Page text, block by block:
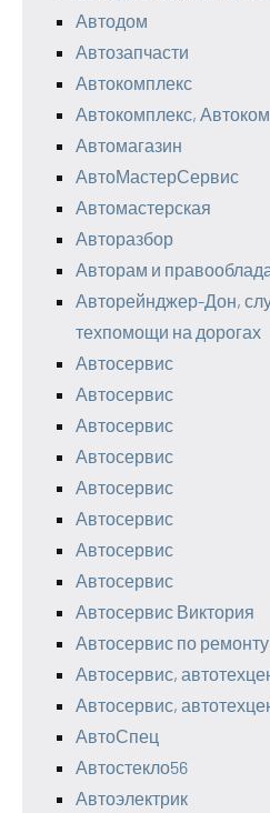
Автодом
Автозапчасти
Автокомплекс
Автокомплекс,
Автомагазин
АвтоМастерСервис
Автомастерская
Авторазбор
Авторам и
Авторейнджер-Дон,
техпомощи на дорогах
Автосервис
Автосервис
Автосервис
Автосервис
Автосервис
Автосервис
Автосервис
Автосервис
Автосервис Виктория
Автосервис по
Автосервис,
Автосервис,
АвтоСпец
Автостекло56
Автоэлектрик